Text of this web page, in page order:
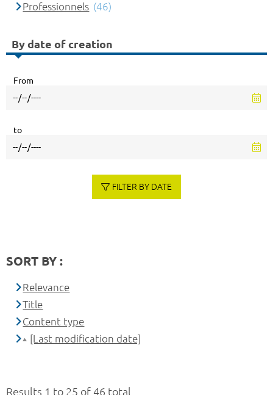
Results 1 to 25 of 46 total
Professionnels (46)
By date of creation
From
to
FILTER BY DATE
SORT BY :
Relevance
Title
Content type
[Last modification date]